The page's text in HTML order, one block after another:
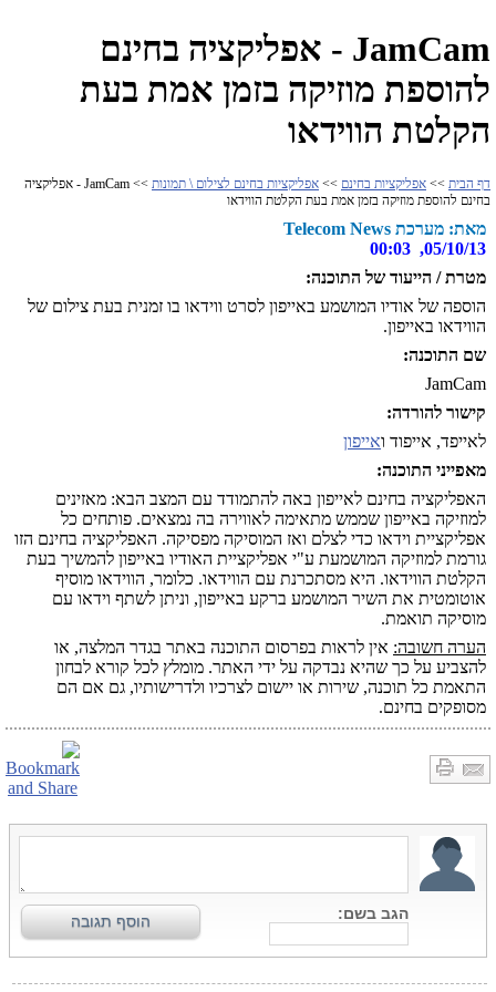
JamCam - אפליקציה בחינם
להוספת מוזיקה בזמן אמת בעת
הקלטת הווידאו
דף הבית >> אפליקציות בחינם >> אפליקציות בחינם לצילום \ תמונות
>> JamCam - אפליקציה
בחינם להוספת מוזיקה בזמן אמת בעת הקלטת הווידאו
מאת: מערכת Telecom News
05/10/13, 00:03
מטרת / הייעוד של התוכנה:
הוספה של אודיו המושמע באייפון לסרט ווידאו בו זמנית בעת צילום של
הווידאו באייפון.
שם התוכנה:
JamCam
קישור להורדה:
לאייפד, אייפוד ואייפון
מאפייני התוכנה:
האפליקציה בחינם לאייפון באה להתמודד עם המצב הבא: מאזינים
למוזיקה באייפון שממש מתאימה לאווירה בה נמצאים. פותחים כל
אפליקציית וידאו כדי לצלם ואז המוסיקה מפסיקה. האפליקציה בחינם הזו
גורמת למוזיקה המושמעת ע"י אפליקציית האודיו באייפון להמשיך בעת
הקלטת הווידאו. היא מסתכרנת עם הווידאו. כלומר, הווידאו מוסיף
אוטומטית את השיר המושמע ברקע באייפון, וניתן לשתף וידאו עם
מוסיקה תואמת.
הערה חשובה: אין לראות בפרסום התוכנה באתר בגדר המלצה, או
להצביע על כך שהיא נבדקה על ידי האתר. מומלץ לכל קורא לבחון
התאמת כל תוכנה, שירות או יישום לצרכיו ולדרישותיו, גם אם הם
מסופקים בחינם.